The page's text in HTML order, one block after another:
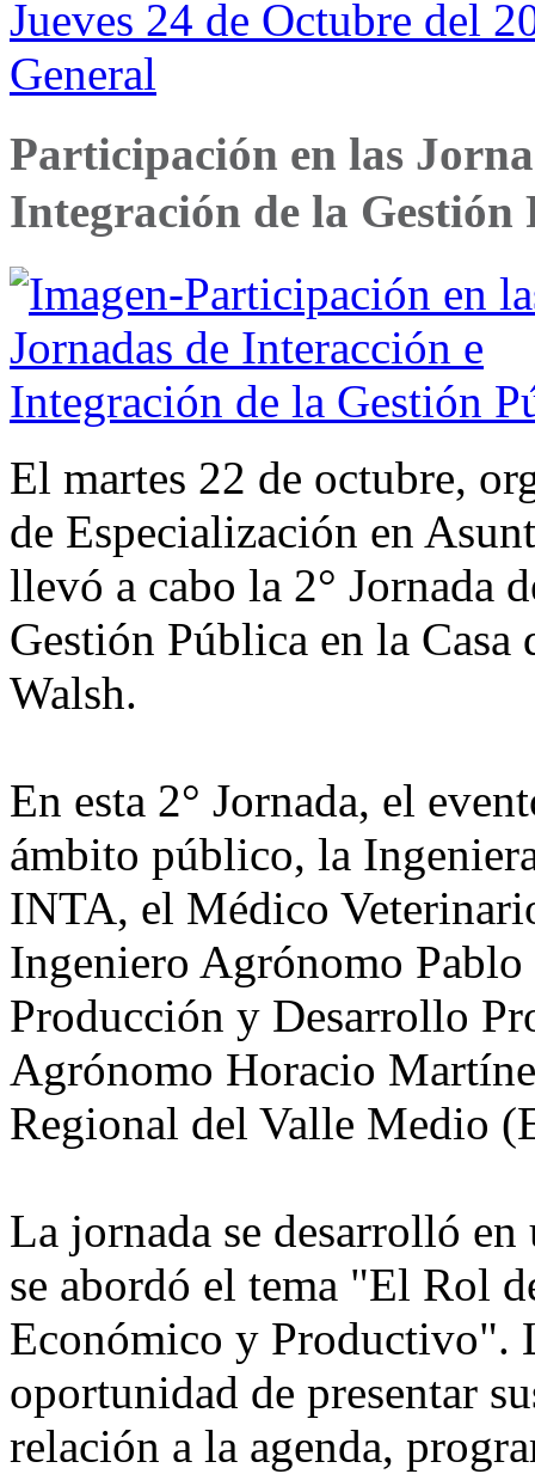
Jueves 24 de Octubre del
General
Participación en las
Integración de la Gestión
El martes 22 de octubre,
de Especialización en
llevó a cabo la 2° Jornada
Gestión Pública en la
Walsh.
En esta 2° Jornada, el
ámbito público, la
INTA, el Médico
Ingeniero Agrónomo
Producción y Desarrollo
Agrónomo Horacio
Regional del Valle Medio
La jornada se desarrolló
se abordó el tema "El Rol
Económico y Productivo".
oportunidad de presentar
relación a la agenda,